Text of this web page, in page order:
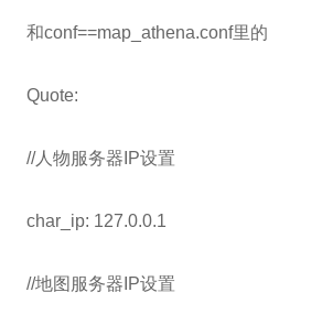
和conf==map_athena.conf里的
Quote:
//人物服务器IP设置
char_ip: 127.0.0.1
//地图服务器IP设置